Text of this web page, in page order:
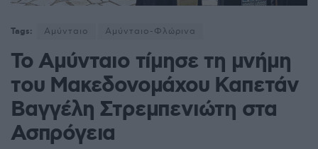
Tags: Αμύνταιο Αμύνταιο-Φλώρινα
Το Αμύνταιο τίμησε τη μνήμη
του Μακεδονομάχου Καπετάν
Βαγγέλη Στρεμπενιώτη στα
Ασπρόγεια